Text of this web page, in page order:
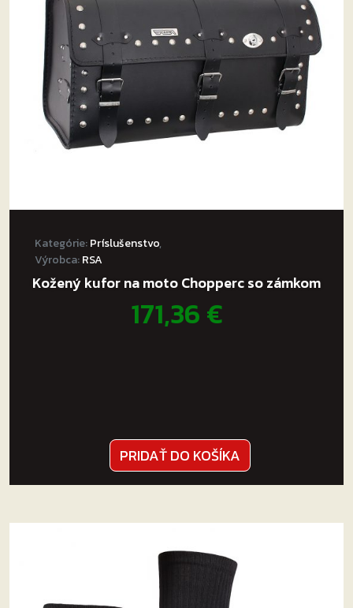
Kategórie:Príslušenstvo,
Výrobca:RSA
Kožený kufor na moto Chopperc so zámkom
171,36€
PRIDAŤ DO KOŠÍKA